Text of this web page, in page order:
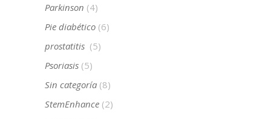
Parkinson (4)
Pie diabético (6)
prostatitis (5)
Psoriasis (5)
Sin categoría (8)
StemEnhance (2)